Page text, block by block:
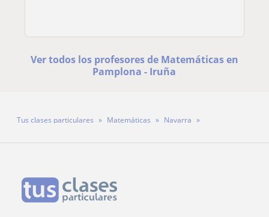
Ver todos los profesores de Matemáticas en
Pamplona - Iruña
Tus clases particulares Matemáticas
Navarra